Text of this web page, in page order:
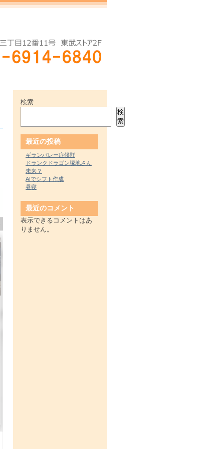
検索
検
索
最近の投稿
ギランバレー症候群
ドランクドラゴン塚地さん
未来？
AIでシフト作成
昼寝
最近のコメント
表示できるコメントはあ
りません。